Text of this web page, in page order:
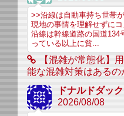
>>沿線は自動車持ち世帯
現地の事情を理解せずに
沿線は幹線道路の国道134
っている以上に貧...
【混雑が常態化】
能な混雑対策はあるの
ドナルドダック
2026/08/08